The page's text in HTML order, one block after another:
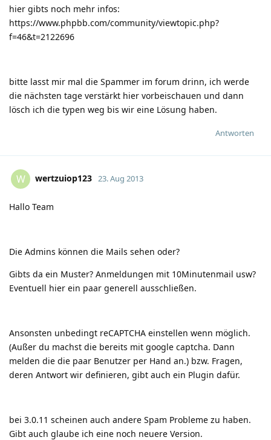
hier gibts noch mehr infos:
https://www.phpbb.com/community/viewtopic.php?
f=46&t=2122696
bitte lasst mir mal die Spammer im forum drinn, ich werde
die nächsten tage verstärkt hier vorbeischauen und dann
lösch ich die typen weg bis wir eine Lösung haben.
Antworten
W wertzuiop123 23. Aug 2013
Hallo Team
Die Admins können die Mails sehen oder?
Gibts da ein Muster? Anmeldungen mit 10Minutenmail usw?
Eventuell hier ein paar generell ausschließen.
Ansonsten unbedingt reCAPTCHA einstellen wenn möglich.
(Außer du machst die bereits mit google captcha. Dann
melden die die paar Benutzer per Hand an.) bzw. Fragen,
deren Antwort wir definieren, gibt auch ein Plugin dafür.
bei 3.0.11 scheinen auch andere Spam Probleme zu haben.
Gibt auch glaube ich eine noch neuere Version.